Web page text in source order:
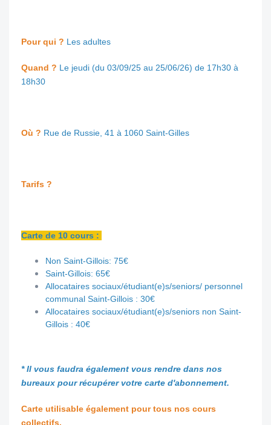
Pour qui ? Les adultes
Quand ? Le jeudi (du 03/09/25 au 25/06/26) de 17h30 à
18h30
Où ? Rue de Russie, 41 à 1060 Saint-Gilles
Tarifs ?
Carte de 10 cours :
Non Saint-Gillois: 75€
Saint-Gillois: 65€
Allocataires sociaux/étudiant(e)s/seniors/ personnel
communal Saint-Gillois : 30€
Allocataires sociaux/étudiant(e)s/seniors non Saint-
Gillois : 40€
* Il vous faudra également vous rendre dans nos
bureaux pour récupérer votre carte d'abonnement.
Carte utilisable également pour tous nos cours
collectifs.